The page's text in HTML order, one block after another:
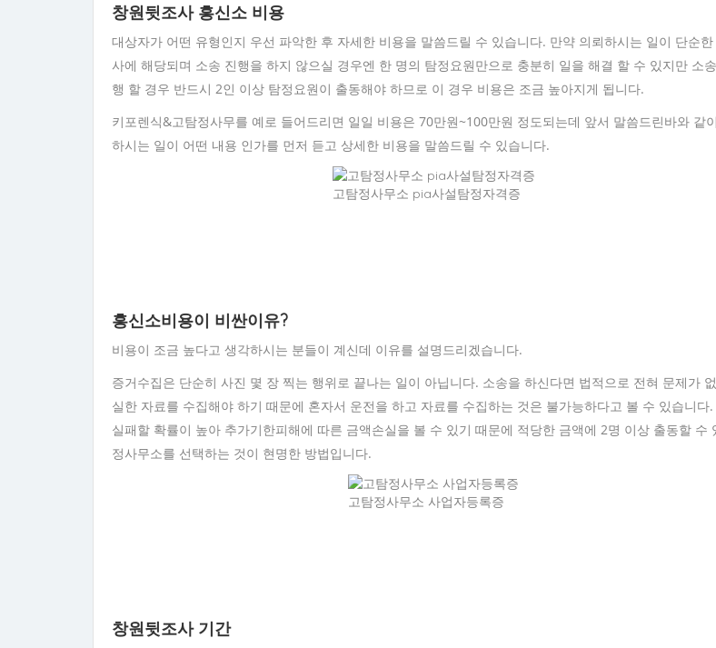
창원뒷조사 흥신소 비용
대상자가 어떤 유형인지 우선 파악한 후 자세한 비용을 말씀드릴 수 있습니다. 만약 의뢰하시는 일이 단순
사에 해당되며 소송 진행을 하지 않으실 경우엔 한 명의 탐정요원만으로 충분히 일을 해결 할 수 있지만 소
행 할 경우 반드시 2인 이상 탐정요원이 출동해야 하므로 이 경우 비용은 조금 높아지게 됩니다.
키포렌식&고탐정사무를 예로 들어드리면 일일 비용은 70만원~100만원 정도되는데 앞서 말씀드린바와 같
하시는 일이 어떤 내용 인가를 먼저 듣고 상세한 비용을 말씀드릴 수 있습니다.
고탐정사무소 pia사설탐정자격증
흥신소비용이 비싼이유?
비용이 조금 높다고 생각하시는 분들이 계신데 이유를 설명드리겠습니다.
증거수집은 단순히 사진 몇 장 찍는 행위로 끝나는 일이 아닙니다. 소송을 하신다면 법적으로 전혀 문제가
실한 자료를 수집해야 하기 때문에 혼자서 운전을 하고 자료를 수집하는 것은 불가능하다고 볼 수 있습니다
실패할 확률이 높아 추가기한피해에 따른 금액손실을 볼 수 있기 때문에 적당한 금액에 2명 이상 출동할 수
정사무소를 선택하는 것이 현명한 방법입니다.
고탐정사무소 사업자등록증
창원뒷조사 기간